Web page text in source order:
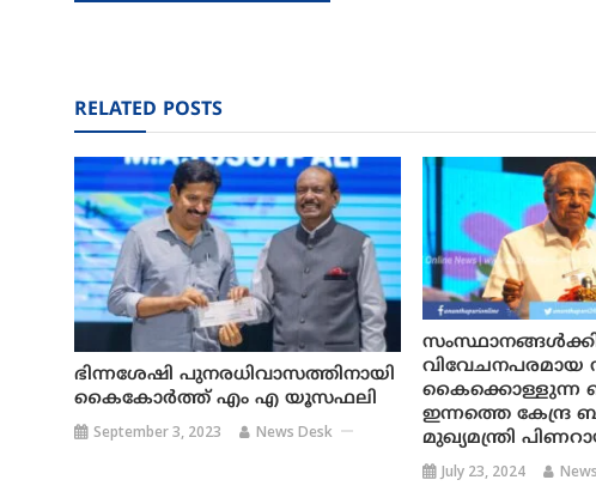
RELATED POSTS
ഭിന്നശേഷി പുനരധിവാസത്തിനായി
കൈകോര്‍ത്ത് എം എ യൂസഫലി
September 3, 2023 News Desk
വിവേചനപരമായ
കൈക്കൊള്ളുന്ന
ഇന്നത്തെ കേന്ദ്ര
മുഖ്യമന്ത്രി
July 23, 2024